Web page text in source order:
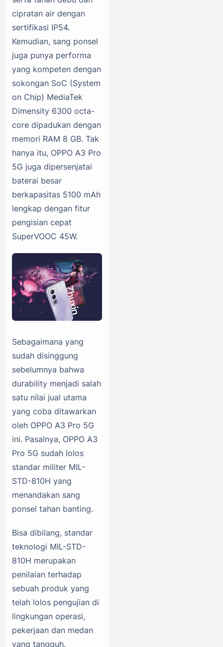
cipratan air dengan
sertifikasi IP54.
Kemudian, sang ponsel
juga punya performa
yang kompeten dengan
sokongan SoC (System
on Chip) MediaTek
Dimensity 6300 octa-
core dipadukan dengan
memori RAM 8 GB. Tak
hanya itu, OPPO A3 Pro
5G juga dipersenjatai
baterai besar
berkapasitas 5100 mAh
lengkap dengan fitur
pengisian cepat
SuperVOOC 45W.
Sebagaimana yang
sudah disinggung
sebelumnya bahwa
durability menjadi salah
satu nilai jual utama
yang coba ditawarkan
oleh OPPO A3 Pro 5G
ini. Pasalnya, OPPO A3
Pro 5G sudah lolos
standar militer MIL-
STD-810H yang
menandakan sang
ponsel tahan banting.
Bisa dibilang, standar
teknologi MIL-STD-
810H merupakan
penilaian terhadap
sebuah produk yang
telah lolos pengujian di
lingkungan operasi,
pekerjaan dan medan
yang tangguh.